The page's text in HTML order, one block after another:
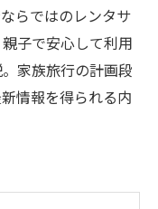
らではのレンタサ
子で安心して利用
家族旅行の計画段
情報を得られる内